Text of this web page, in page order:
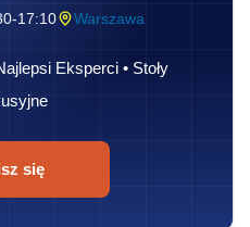
17:10 Warszawa
Eksperci • Stoły
się